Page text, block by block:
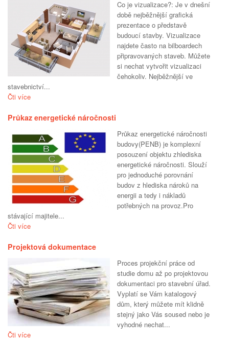
Co je vizualizace?: Je v dnešní
době nejběžnější grafická
prezentace o představě
budoucí stavby. Vizualizace
najdete často na bilboardech
připravovaných staveb. Můžete
si nechat vytvořit vizualizaci
čehokoliv. Nejběžnější ve
stavebnictví...
Čti více
Průkaz energetické náročnosti
Průkaz energetické náročnosti
budovy(PENB) je komplexní
posouzení objektu zhlediska
energetické náročnosti. Slouží
pro jednoduché porovnání
budov z hlediska nároků na
energii a tedy i nákladů
potřebných na provoz.Pro
stávající majitele...
Čti více
Projektová dokumentace
Proces projekční práce od
studie domu až po projektovou
dokumentaci pro stavební úřad.
Vyplatí se Vám katalogový
dům, který můžete mít klidně
stejný jako Vás soused nebo je
vyhodné nechat...
Čti více